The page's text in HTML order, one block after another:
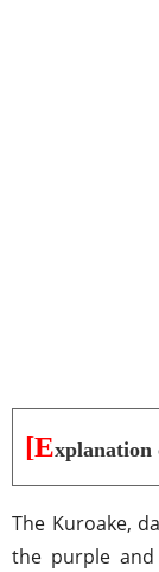
[Explanation
The Kuroake,
the purple